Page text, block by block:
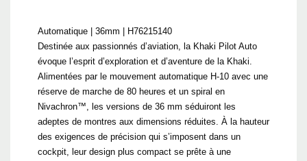
Automatique | 36mm | H76215140
Destinée aux passionnés d’aviation, la Khaki Pilot Auto
évoque l’esprit d’exploration et d’aventure de la Khaki.
Alimentées par le mouvement automatique H-10 avec une
réserve de marche de 80 heures et un spiral en
Nivachron™, les versions de 36 mm séduiront les
adeptes de montres aux dimensions réduites. À la hauteur
des exigences de précision qui s’imposent dans un
cockpit, leur design plus compact se prête à une